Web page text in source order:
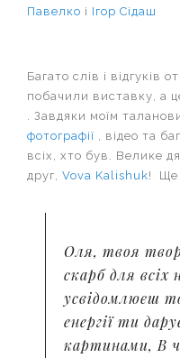
Павелко і Ігор Сідаш
Багато слів і відгуків
побачили виставку, а
. Завдяки моїм
фотографії , відео та
всіх, хто був. Велике
друг, Vova Kalishuk! Ще
Оля, твоя
скарб для всіх
усвідомлюєш
енергії ти
картинами, В